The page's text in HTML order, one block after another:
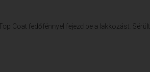
Coat fedőfénnyel fejezd be a lakkozást.